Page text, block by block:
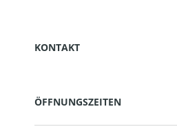
KONTAKT
ÖFFNUNGSZEITEN